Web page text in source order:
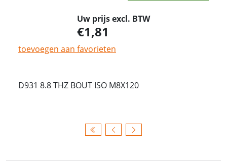
Uw prijs excl. BTW
1,81
toevoegen aan favorieten
D931 8.8 THZ BOUT ISO M8X120